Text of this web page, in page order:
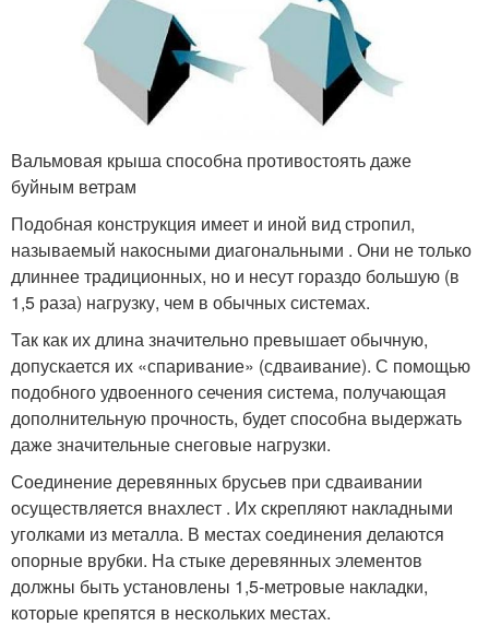
Вальмовая крыша способна противостоять даже
буйным ветрам
Подобная конструкция имеет и иной вид стропил,
называемый накосными диагональными . Они не только
длиннее традиционных, но и несут гораздо большую (в
1,5 раза) нагрузку, чем в обычных системах.
Так как их длина значительно превышает обычную,
допускается их «спаривание» (сдваивание). С помощью
подобного удвоенного сечения система, получающая
дополнительную прочность, будет способна выдержать
даже значительные снеговые нагрузки.
Соединение деревянных брусьев при сдваивании
осуществляется внахлест . Их скрепляют накладными
уголками из металла. В местах соединения делаются
опорные врубки. На стыке деревянных элементов
должны быть установлены 1,5-метровые накладки,
которые крепятся в нескольких местах.